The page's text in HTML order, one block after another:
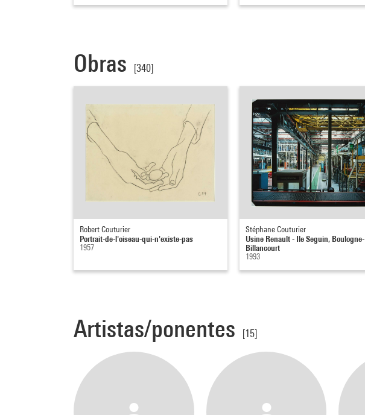
Obras [340]
Robert Couturier
Portrait-de-l'oiseau-qui-n'existe-pas
1957
Stéphane Couturier
Usine Renault - Ile Seguin, Boulogne-
Billancourt
1993
Artistas/ponentes [15]